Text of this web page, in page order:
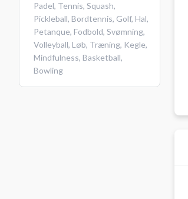
Padel, Tennis, Squash,
Pickleball, Bordtennis, Golf, Hal,
Petanque, Fodbold, Svømning,
Volleyball, Løb, Træning, Kegle,
Mindfulness, Basketball,
Bowling